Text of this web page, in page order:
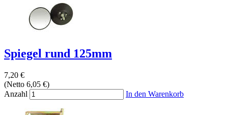
Spiegel rund 125mm
7,20 €
(Netto 6,05 €)
Anzahl
In den Warenkorb